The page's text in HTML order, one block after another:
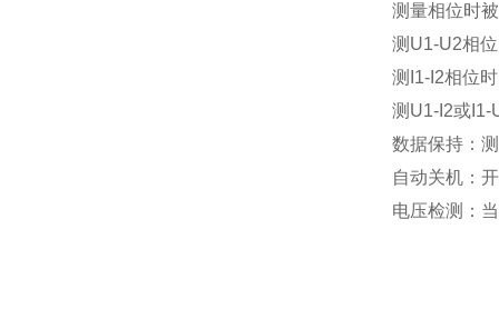
测量相位时
测U1-U2相
测I1-I2相位
测U1-I2或I1-
数据保持：
自动关机：
电压检测：